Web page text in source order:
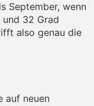
September, wenn
32 Grad
also genau die
auf neuen